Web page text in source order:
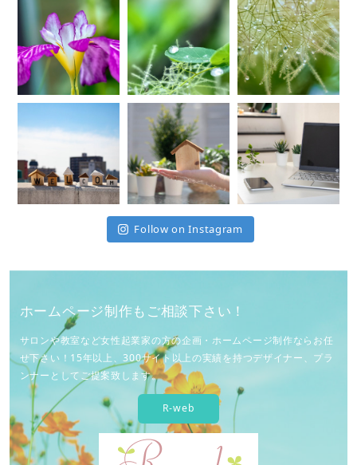
Follow on Instagram
ホームページ制作もご相談下さい！
サロンや教室など女性起業家の方の企画・ホームページ制作ならお任
せ下さい！15年以上、300サイト以上の実績を持つデザイナー、プラ
ンナーとしてご提案致します。
R-web